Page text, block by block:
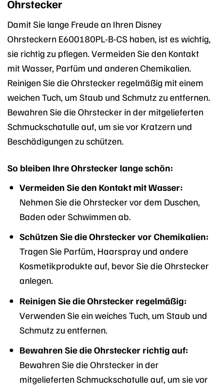
Ohrstecker
Damit Sie lange Freude an Ihren Disney
Ohrsteckern E600180PL-B-CS haben, ist es wichtig,
sie richtig zu pflegen. Vermeiden Sie den Kontakt
mit Wasser, Parfüm und anderen Chemikalien.
Reinigen Sie die Ohrstecker regelmäßig mit einem
weichen Tuch, um Staub und Schmutz zu entfernen.
Bewahren Sie die Ohrstecker in der mitgelieferten
Schmuckschatulle auf, um sie vor Kratzern und
Beschädigungen zu schützen.
So bleiben Ihre Ohrstecker lange schön:
Vermeiden Sie den Kontakt mit Wasser:
Nehmen Sie die Ohrstecker vor dem Duschen,
Baden oder Schwimmen ab.
Schützen Sie die Ohrstecker vor Chemikalien:
Tragen Sie Parfüm, Haarspray und andere
Kosmetikprodukte auf, bevor Sie die Ohrstecker
anlegen.
Reinigen Sie die Ohrstecker regelmäßig:
Verwenden Sie ein weiches Tuch, um Staub und
Schmutz zu entfernen.
Bewahren Sie die Ohrstecker richtig auf:
Bewahren Sie die Ohrstecker in der
mitgelieferten Schmuckschatulle auf, um sie vor